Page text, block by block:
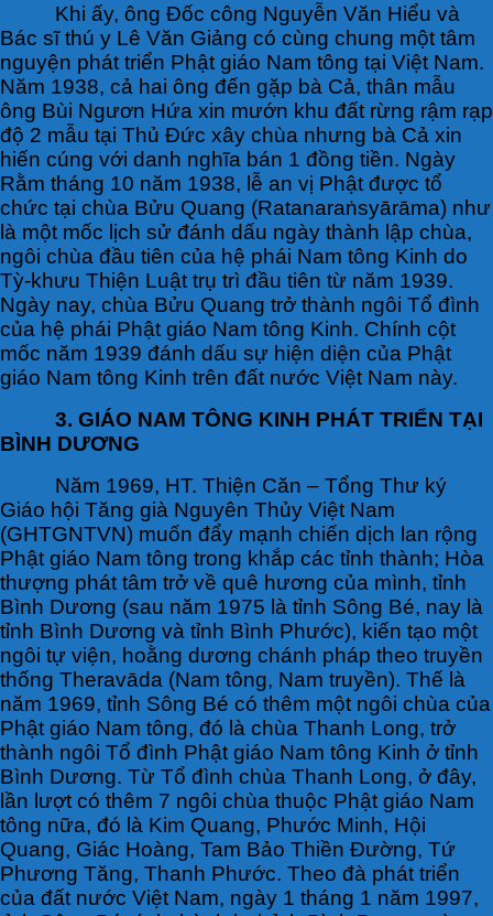
Khi ấy, ông Đốc công Nguyễn Văn Hiểu và
Bác sĩ thú y Lê Văn Giảng có cùng chung một tâm
nguyện phát triển Phật giáo Nam tông tại Việt Nam.
Năm 1938, cả hai ông đến gặp bà Cả, thân mẫu
ông Bùi Ngươn Hứa xin mướn khu đất rừng rậm rạp
độ 2 mẫu tại Thủ Đức xây chùa nhưng bà Cả xin
hiến cúng với danh nghĩa bán 1 đồng tiền. Ngày
Rằm tháng 10 năm 1938, lễ an vị Phật được tổ
chức tại chùa Bửu Quang (Ratanaraṅsyārāma) như
là một mốc lịch sử đánh dấu ngày thành lập chùa,
ngôi chùa đầu tiên của hệ phái Nam tông Kinh do
Tỳ-khưu Thiện Luật trụ trì đầu tiên từ năm 1939.
Ngày nay, chùa Bửu Quang trở thành ngôi Tổ đình
của hệ phái Phật giáo Nam tông Kinh. Chính cột
mốc năm 1939 đánh dấu sự hiện diện của Phật
giáo Nam tông Kinh trên đất nước Việt Nam này.
3. GIÁO NAM TÔNG KINH PHÁT TRIỂN TẠI
BÌNH DƯƠNG
Năm 1969, HT. Thiện Căn – Tổng Thư ký
Giáo hội Tăng già Nguyên Thủy Việt Nam
(GHTGNTVN) muốn đẩy mạnh chiến dịch lan rộng
Phật giáo Nam tông trong khắp các tỉnh thành; Hòa
thượng phát tâm trở về quê hương của mình, tỉnh
Bình Dương (sau năm 1975 là tỉnh Sông Bé, nay là
tỉnh Bình Dương và tỉnh Bình Phước), kiến tạo một
ngôi tự viện, hoằng dương chánh pháp theo truyền
thống Theravāda (Nam tông, Nam truyền). Thế là
năm 1969, tỉnh Sông Bé có thêm một ngôi chùa của
Phật giáo Nam tông, đó là chùa Thanh Long, trở
thành ngôi Tổ đình Phật giáo Nam tông Kinh ở tỉnh
Bình Dương. Từ Tổ đình chùa Thanh Long, ở đây,
lần lượt có thêm 7 ngôi chùa thuộc Phật giáo Nam
tông nữa, đó là Kim Quang, Phước Minh, Hội
Quang, Giác Hoàng, Tam Bảo Thiền Đường, Tứ
Phương Tăng, Thanh Phước. Theo đà phát triển
của đất nước Việt Nam, ngày 1 tháng 1 năm 1997,